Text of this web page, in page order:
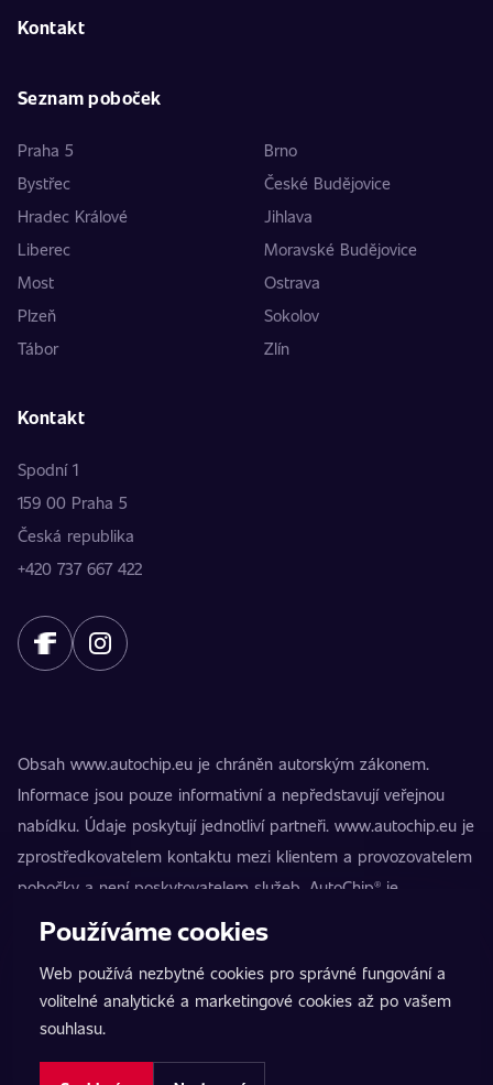
Kontakt
Seznam poboček
Praha 5
Brno
Bystřec
České Budějovice
Hradec Králové
Jihlava
Liberec
Moravské Budějovice
Most
Ostrava
Plzeň
Sokolov
Tábor
Zlín
Kontakt
Spodní 1
159 00 Praha 5
Česká republika
+420 737 667 422
Obsah www.autochip.eu je chráněn autorským zákonem.
Informace jsou pouze informativní a nepředstavují veřejnou
nabídku. Údaje poskytují jednotliví partneři. www.autochip.eu je
zprostředkovatelem kontaktu mezi klientem a provozovatelem
pobočky a není poskytovatelem služeb. AutoChip® je
registrovaná ochranná známka Petra Kučery. Úpravy, které
nezpůsobilosti vozidla k provozu na pozemních komunikacích.
Přesné informace poskytuje vždy konkrétní provozovatel
pobočky.
Používáme cookies
Web používá nezbytné cookies pro správné fungování a
volitelné analytické a marketingové cookies až po vašem
souhlasu.